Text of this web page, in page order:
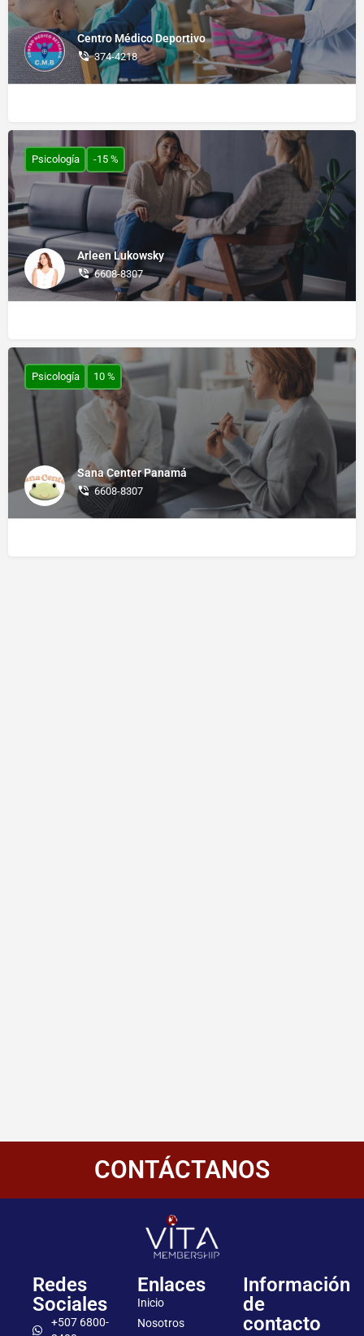
Centro Médico Deportivo
374-4218
Arleen Lukowsky
6608-8307
Psicología -15 %
Sana Center Panamá
6608-8307
Psicología 10 %
CONTÁCTANOS
Redes
Sociales
+507 6800-
Enlaces
Inicio
Nosotros
Información
de
contacto